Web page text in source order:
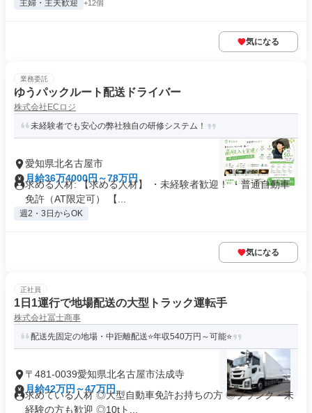
主婦・主夫歓迎 +12個
気になる
業務委託
ゆうパックルート配送ドライバー
株式会社ECロジ
未経験者でも安心の弊社独自の研修システム！
愛知県北名古屋市
月給36万4000円～78万円
求める人材: 【求める人材】 ・未経験者歓迎！ ・普通自動車
免許（AT限定可） 【...
週2・3日からOK
気になる
正社員
1日1運行で地場配送の大型トラック運転手
株式会社冨士商事
配送先固定の地場・中距離配送⭐年収540万円～可能⭐
〒481-0039愛知県北名古屋市法成寺
月給42万円～47万円
求めている人材 ◎大型自動車免許お持ちの方 ◎ブランク・未
経験の方も歓迎 ◎10tト...